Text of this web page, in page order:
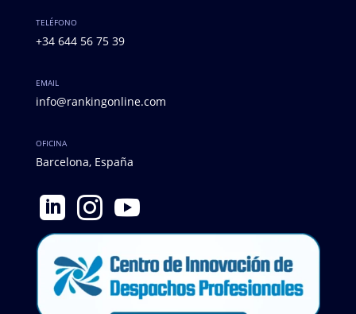
TELÉFONO
+34 644 56 75 39
EMAIL
info@rankingonline.com
OFICINA
Barcelona, España
  